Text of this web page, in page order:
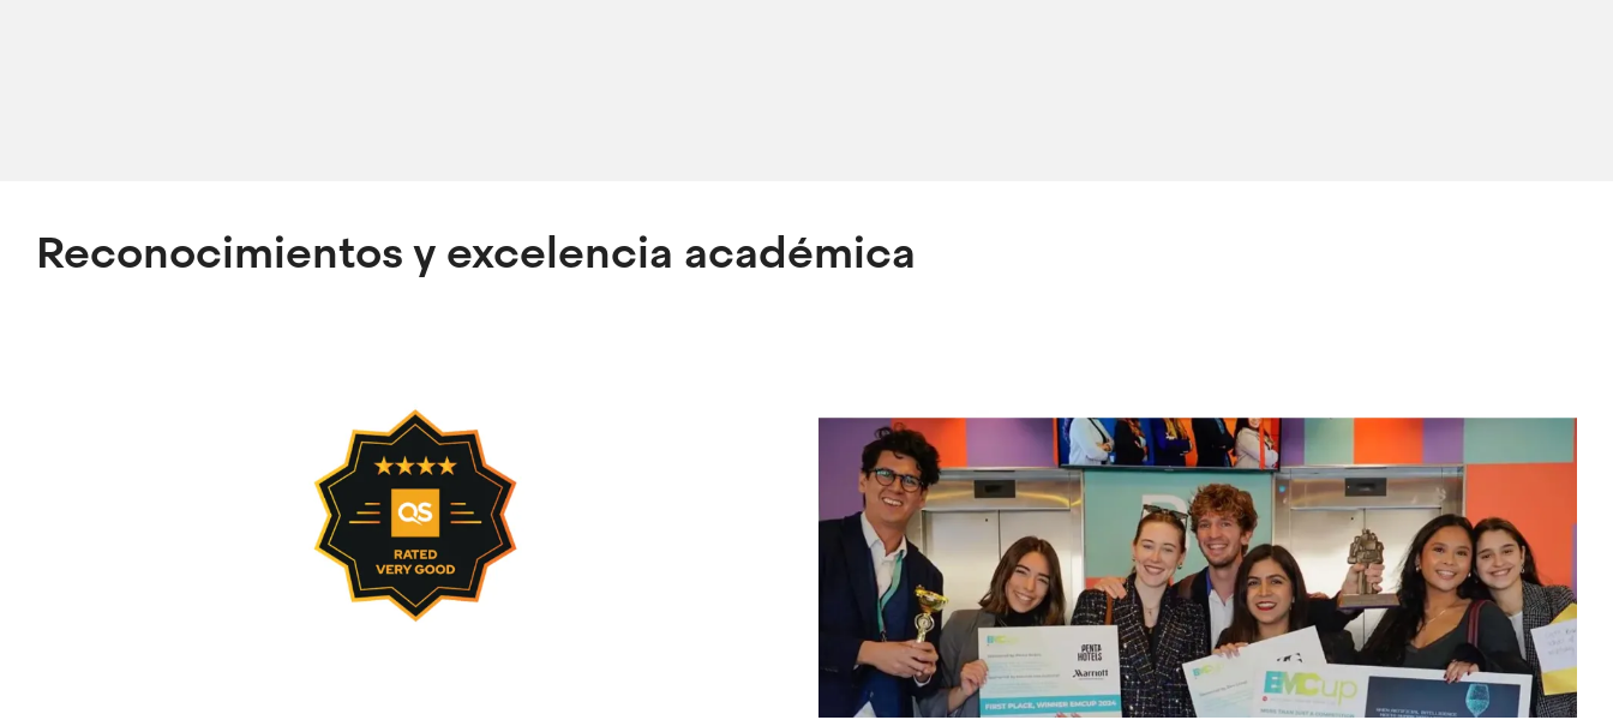
Reconocimientos y excelencia académica